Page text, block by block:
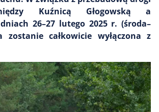
Kuźnicą Głogowską a
26–27 lutego 2025 r. (środa–
zostanie całkowicie wyłączona z